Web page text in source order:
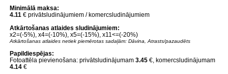
Minimālā maksa:
4.11€ privātsludinājumiem / komercsludinājumiem
Atkārtošanas atlaides sludinājumiem:
x2=(-5%), x4=(-10%), x5=(-15%), x11<=(-20%)
Atkārtošanas atlaides netiek piemērotas sadaļām: Dāvina, Atrasts/pazaudēts
Papildiespējas:
Fotoattēla pievienošana: privātsludinājumam 3.45€, komercsludinājumam
4.14€